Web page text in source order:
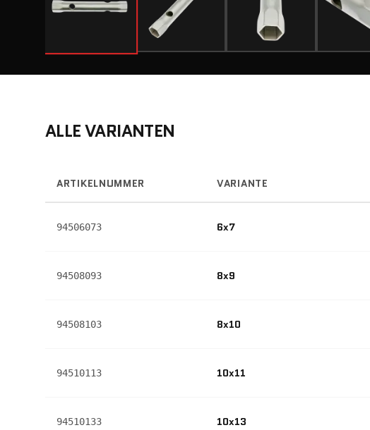
ALLE VARIANTEN
ARTIKELNUMMER VARIANTE
94506073 6x7
94508093 8x9
94508103 8x10
94510113 10x11
94510133 10x13